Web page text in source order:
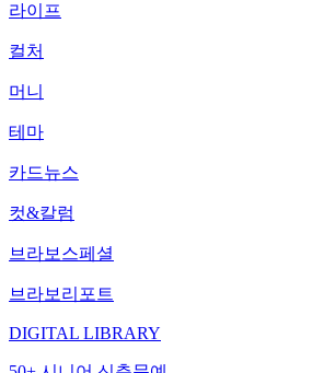
라이프
컬처
머니
테마
카드뉴스
컷&칼럼
브라보스페셜
브라보리포트
DIGITAL LIBRARY